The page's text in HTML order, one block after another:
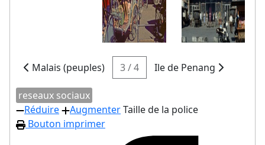
Malais (peuples) 3 / 4 Ile de Penang
reseaux sociaux
Réduire
AugmenterTaille de la police
Bouton imprimer